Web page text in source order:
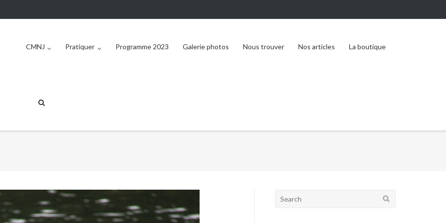
CMNJ Pratiquer Programme 2023 Galerie photos Nous trouver Nos articles La boutique
Search